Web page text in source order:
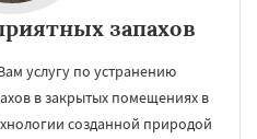
запахов
услугу по устранению
в закрытых помещениях в
созданной природой